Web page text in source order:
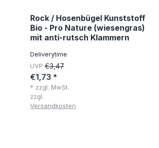
Rock / Hosenbügel Kunststoff
Bio - Pro Nature (wiesengras)
mit anti-rutsch Klammern
Deliverytime
UVP €3,47
€1,73 *
* zzgl. MwSt.
zzgl.
Versandkosten